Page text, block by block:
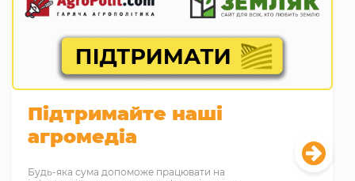
Підтримайте наші
агромедіа
Будь-яка сума допоможе працювати на